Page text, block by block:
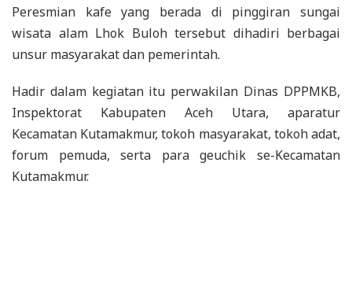
Peresmian kafe yang berada di pinggiran sungai
wisata alam Lhok Buloh tersebut dihadiri berbagai
unsur masyarakat dan pemerintah.
Hadir dalam kegiatan itu perwakilan Dinas DPPMKB,
Inspektorat Kabupaten Aceh Utara, aparatur
Kecamatan Kutamakmur, tokoh masyarakat, tokoh adat,
forum pemuda, serta para geuchik se-Kecamatan
Kutamakmur.